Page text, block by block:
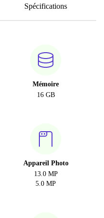
Spécifications
Mémoire
16 GB
Appareil Photo
13.0 MP
5.0 MP